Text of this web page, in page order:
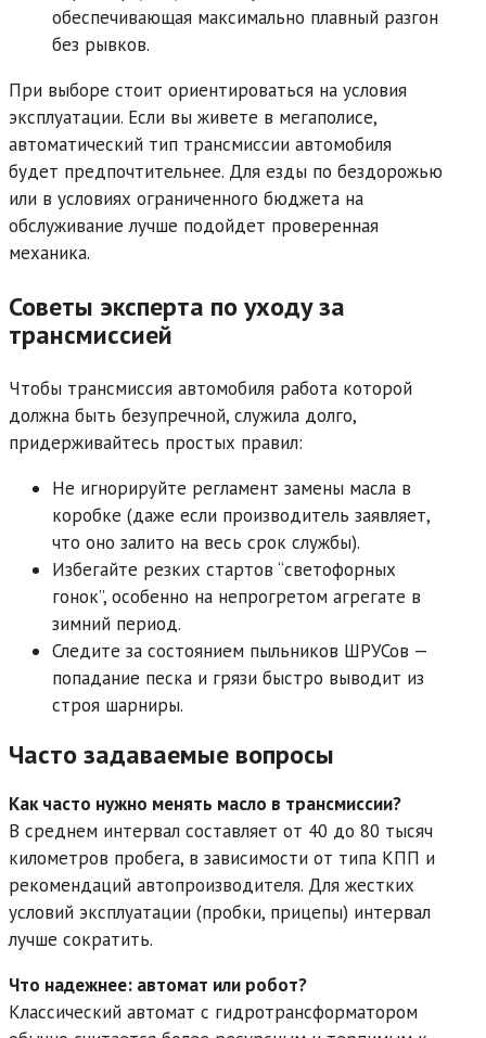
обеспечивающая максимально плавный разгон
без рывков.
При выборе стоит ориентироваться на условия
эксплуатации. Если вы живете в мегаполисе,
автоматический тип трансмиссии автомобиля
будет предпочтительнее. Для езды по бездорожью
или в условиях ограниченного бюджета на
обслуживание лучше подойдет проверенная
механика.
Советы эксперта по уходу за
трансмиссией
Чтобы трансмиссия автомобиля работа которой
должна быть безупречной, служила долго,
придерживайтесь простых правил:
Не игнорируйте регламент замены масла в
коробке (даже если производитель заявляет,
что оно залито на весь срок службы).
Избегайте резких стартов “светофорных
гонок”, особенно на непрогретом агрегате в
зимний период.
Следите за состоянием пыльников ШРУСов —
попадание песка и грязи быстро выводит из
строя шарниры.
Часто задаваемые вопросы
Как часто нужно менять масло в трансмиссии?
В среднем интервал составляет от 40 до 80 тысяч
километров пробега, в зависимости от типа КПП и
рекомендаций автопроизводителя. Для жестких
условий эксплуатации (пробки, прицепы) интервал
лучше сократить.
Что надежнее: автомат или робот?
Классический автомат с гидротрансформатором